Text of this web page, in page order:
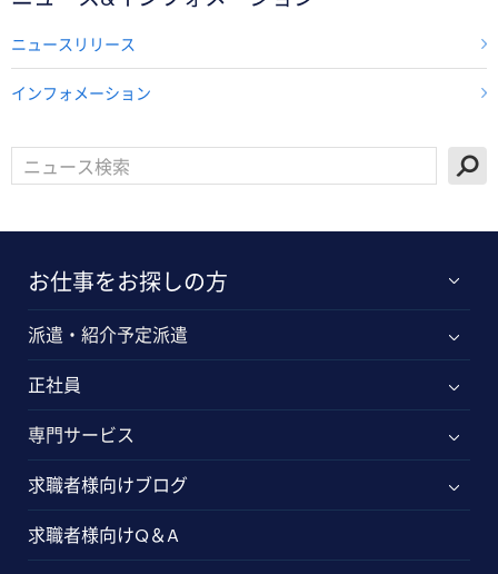
ニュースリリース
インフォメーション
お仕事をお探しの方
派遣・紹介予定派遣
正社員
専門サービス
求職者様向けブログ
求職者様向けQ＆A